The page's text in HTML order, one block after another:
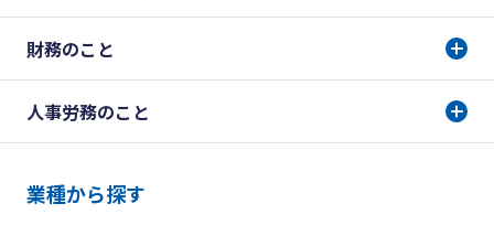
財務のこと
人事労務のこと
業種から探す